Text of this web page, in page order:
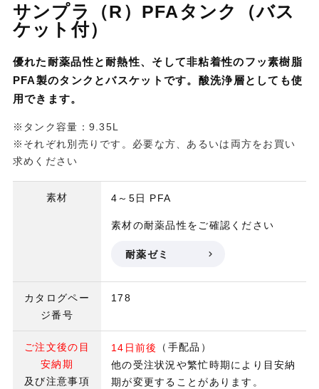
サンプラ（R）PFAタンク（バス
ケット付）
優れた耐薬品性と耐熱性、そして非粘着性のフッ素樹脂
PFA製のタンクとバスケットです。酸洗浄層としても使
用できます。
※タンク容量：9.35L
※それぞれ別売りです。必要な方、あるいは両方をお買い
求めください
素材 4～5日 PFA
素材の耐薬品性をご確認ください
耐薬ゼミ
カタログペー
ジ番号
178
ご注文後の目
安納期
及び注意事項
14日前後
（手配品）
他の受注状況や繁忙時期により目安納
期が変更することがあります。